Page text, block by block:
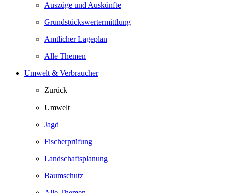
Auszüge und Auskünfte
Grundstückswertermittlung
Amtlicher Lageplan
Alle Themen
Umwelt & Verbraucher
Zurück
Umwelt
Jagd
Fischerprüfung
Landschaftsplanung
Baumschutz